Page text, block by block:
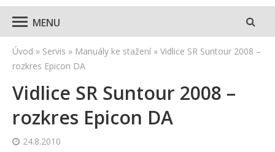
MENU
Úvod » Servis » Manuály ke stažení » Vidlice SR Suntour 2008 –
rozkres Epicon DA
Vidlice SR Suntour 2008 –
rozkres Epicon DA
24.8.2010